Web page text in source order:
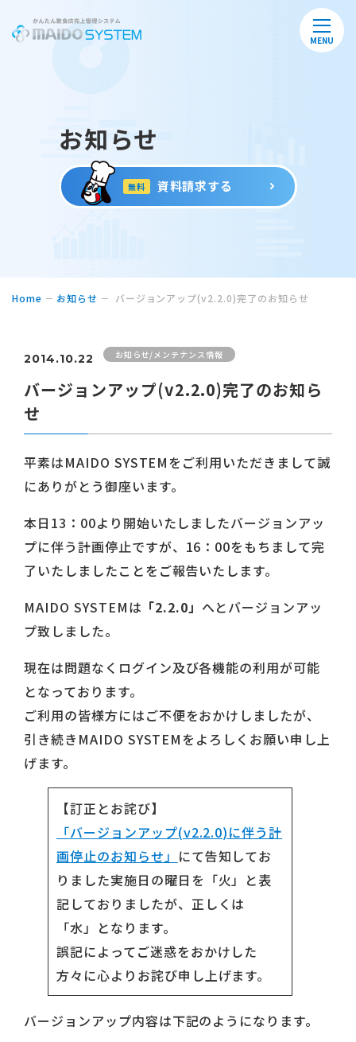
MENU
お知らせ
無料 資料請求する
Home お知らせ バージョンアップ(v2.2.0)完了のお知らせ
2014.10.22 お知らせ/メンテナンス情報
バージョンアップ(v2.2.0)完了のお知ら
せ
平素はMAIDO SYSTEMをご利用いただきまして誠
にありがとう御座います。
本日13：00より開始いたしましたバージョンアッ
プに伴う計画停止ですが、16：00をもちまして完
了いたしましたことをご報告いたします。
MAIDO SYSTEMは 「2.2.0」 へとバージョンアッ
プ致しました。
現在は問題なくログイン及び各機能の利用が可能
となっております。
ご利用の皆様方にはご不便をおかけしましたが、
引き続きMAIDO SYSTEMをよろしくお願い申し上
げます。
【訂正とお詫び】
「バージョンアップ(v2.2.0)に伴う計
画停止のお知らせ」 にて告知してお
りました実施日の曜日を「火」と表
記しておりましたが、正しくは
「水」となります。
誤記によってご迷惑をおかけした
方々に心よりお詫び申し上げます。
バージョンアップ内容は下記のようになります。